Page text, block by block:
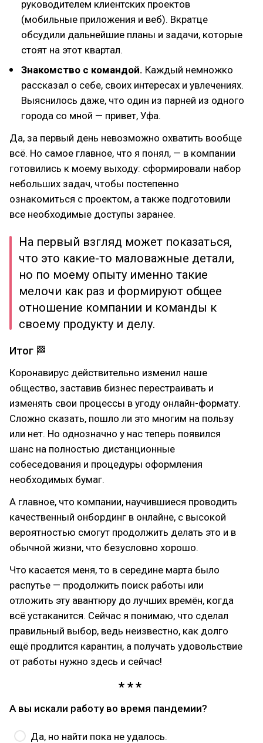
руководителем клиентских проектов
(мобильные приложения и веб). Вкратце
обсудили дальнейшие планы и задачи, которые
стоят на этот квартал.
Знакомство с командой. Каждый немножко
рассказал о себе, своих интересах и увлечениях.
Выяснилось даже, что один из парней из одного
города со мной — привет, Уфа.
Да, за первый день невозможно охватить вообще
всё. Но самое главное, что я понял, — в компании
готовились к моему выходу: сформировали набор
небольших задач, чтобы постепенно
ознакомиться с проектом, а также подготовили
все необходимые доступы заранее.
На первый взгляд может показаться,
что это какие-то маловажные детали,
но по моему опыту именно такие
мелочи как раз и формируют общее
отношение компании и команды к
своему продукту и делу.
Итог 🏁
Коронавирус действительно изменил наше
общество, заставив бизнес перестраивать и
изменять свои процессы в угоду онлайн-формату.
Сложно сказать, пошло ли это многим на пользу
или нет. Но однозначно у нас теперь появился
шанс на полностью дистанционные
собеседования и процедуры оформления
необходимых бумаг.
А главное, что компании, научившиеся проводить
качественный онбординг в онлайне, с высокой
вероятностью смогут продолжить делать это и в
обычной жизни, что безусловно хорошо.
Что касается меня, то в середине марта было
распутье — продолжить поиск работы или
отложить эту авантюру до лучших времён, когда
всё устаканится. Сейчас я понимаю, что сделал
правильный выбор, ведь неизвестно, как долго
ещё продлится карантин, а получать удовольствие
от работы нужно здесь и сейчас!
А вы искали работу во время пандемии?
Да, но найти пока не удалось.